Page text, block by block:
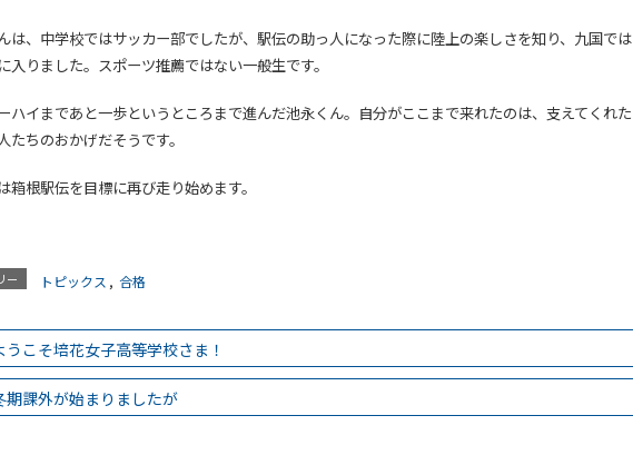
は、中学校ではサッカー部でしたが、駅伝の助っ人になった際に陸上の楽しさを知り、九国では
入りました。 スポーツ推薦ではない一般生です。
ハイまであと一歩というところまで進んだ池永くん。自分がここまで来れたのは、支えてくれた
たちのおかげだそうです。
箱根駅伝を目標に再び走り始めます。
ー トピックス , 合格
うこそ培花女子高等学校さま！
期課外が始まりましたが